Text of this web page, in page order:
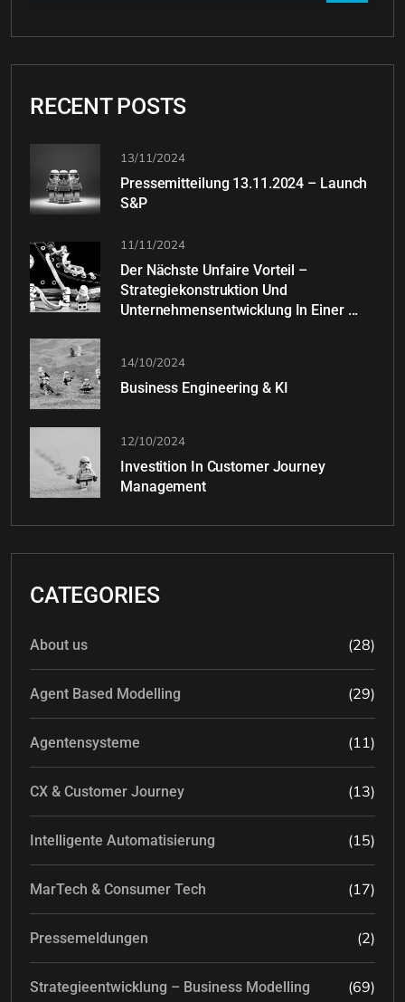
RECENT POSTS
13/11/2024
Pressemitteilung 13.11.2024 – Launch
S&P
11/11/2024
Der Nächste Unfaire Vorteil –
Strategiekonstruktion Und
Unternehmensentwicklung In Einer ...
14/10/2024
Business Engineering & KI
12/10/2024
Investition In Customer Journey
Management
CATEGORIES
About us (28)
Agent Based Modelling (29)
Agentensysteme (11)
CX & Customer Journey (13)
Intelligente Automatisierung (15)
MarTech & Consumer Tech (17)
Pressemeldungen (2)
Strategieentwicklung – Business Modelling (69)